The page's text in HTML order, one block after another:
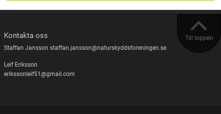
Till toppen
Kontakta oss
Staffan Jansson staffan.jansson@naturskyddsforeningen.se
Leif Eriksson
erikssonleif51@gmail.com